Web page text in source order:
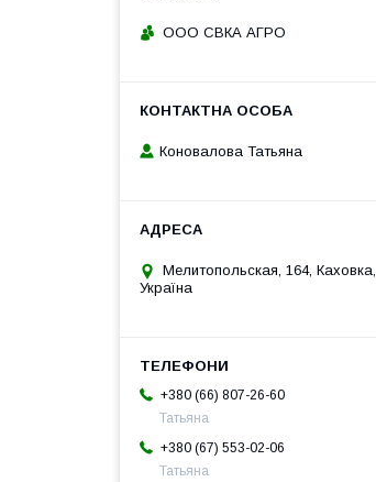
ООО СВКА АГРО
Коновалова Татьяна
Мелитопольская, 164, Каховка,
Україна
+380 (66) 807-26-60
Татьяна
+380 (67) 553-02-06
Татьяна